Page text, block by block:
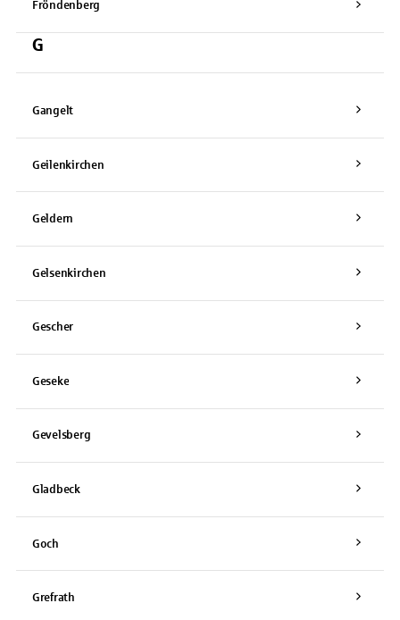
Fröndenberg
G
Gangelt
Geilenkirchen
Geldern
Gelsenkirchen
Gescher
Geseke
Gevelsberg
Gladbeck
Goch
Grefrath